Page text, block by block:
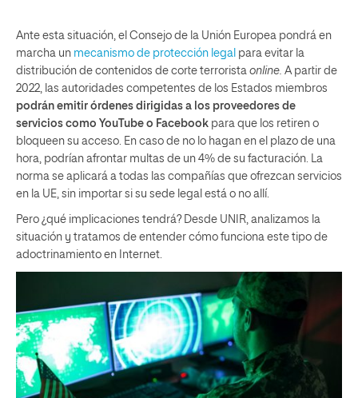
Ante esta situación, el Consejo de la Unión Europea pondrá en
marcha un mecanismo de protección legal para evitar la
distribución de contenidos de corte terrorista online. A partir de
2022, las autoridades competentes de los Estados miembros
podrán emitir órdenes dirigidas a los proveedores de
servicios como YouTube o Facebook para que los retiren o
bloqueen su acceso. En caso de no lo hagan en el plazo de una
hora, podrían afrontar multas de un 4% de su facturación. La
norma se aplicará a todas las compañías que ofrezcan servicios
en la UE, sin importar si su sede legal está o no allí.
Pero ¿qué implicaciones tendrá? Desde UNIR, analizamos la
situación y tratamos de entender cómo funciona este tipo de
adoctrinamiento en Internet.